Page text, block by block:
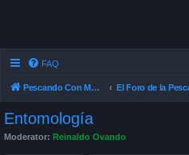
FAQ
Pescando Con Mosca
Entomología
Moderator: Reinaldo Ovando